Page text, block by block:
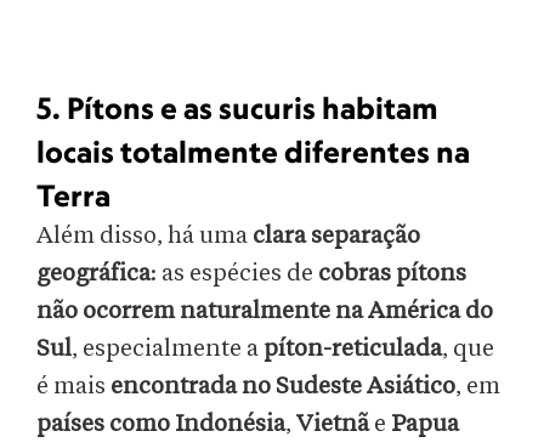
5. Pítons e as sucuris habitam
locais totalmente diferentes na
Terra
Além disso, há uma clara separação
geográfica: as espécies de cobras pítons
não ocorrem naturalmente na América do
Sul, especialmente a píton-reticulada, que
é mais encontrada no Sudeste Asiático, em
países como Indonésia, Vietnãe Papua